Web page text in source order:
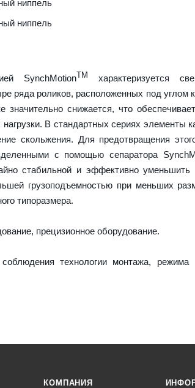
ниппель
ниппель
SynchMotion TM
характеризуется
ряда роликов, расположенных под углом
значительно снижается, что
В стандартных сериях элементы
скольжения. Для предотвращения
с помощью сепаратора
стабильной и эффективно уменьшить
грузоподъемностью при меньших
типоразмера.
прецизионное оборудование.
технологии монтажа, режима
КОМПАНИЯ